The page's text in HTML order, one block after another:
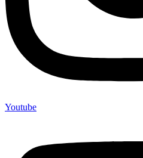
Youtube